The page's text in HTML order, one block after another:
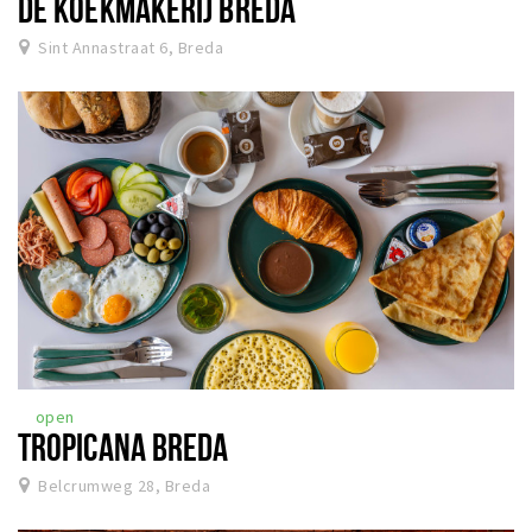
DE KOEKMAKERIJ BREDA
Sint Annastraat 6, Breda
open
TROPICANA BREDA
Belcrumweg 28, Breda